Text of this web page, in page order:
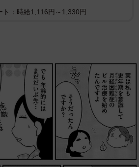
ト：時給1,116円～1,330円